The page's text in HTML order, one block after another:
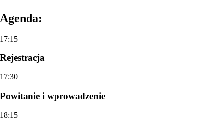
Agenda:
17:15
Rejestracja
17:30
Powitanie i wprowadzenie
18:15